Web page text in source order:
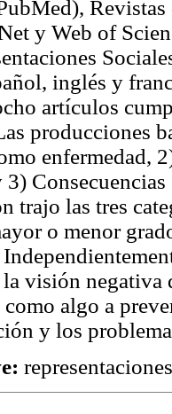
y Web of
inglés y
artículos
producciones
enfermedad,
trajo las tres
o menor
visión negativa
como algo a
y los